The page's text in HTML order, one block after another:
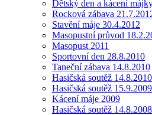
Dětský den a kácení
Rocková zábava
Stavění máje 30.4.2012
Masopustní průvod
Masopust 2011
Sportovní den 28.8.2010
Taneční zábava 14.8.2010
Hasičská soutěž 14.8.2010
Hasičská soutěž 15.9.2009
Kácení máje 2009
Hasičská soutěž 14.8.2008